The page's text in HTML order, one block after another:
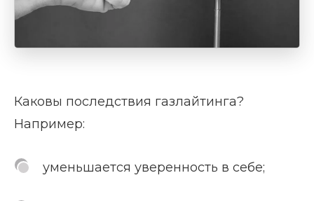
Каковы последствия газлайтинга?
Например:
уменьшается уверенность в себе;